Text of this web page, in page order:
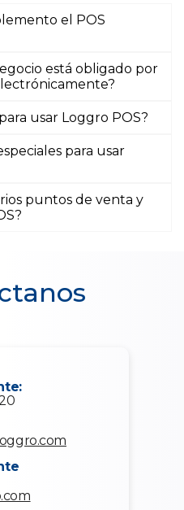
el POS
está obligado por
usar Loggro POS?
para usar
puntos de venta y